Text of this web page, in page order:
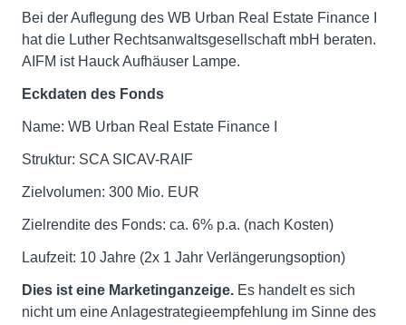
Bei der Auflegung des WB Urban Real Estate Finance I
hat die Luther Rechtsanwaltsgesellschaft mbH beraten.
AIFM ist Hauck Aufhäuser Lampe.
Eckdaten des Fonds
Name: WB Urban Real Estate Finance I
Struktur: SCA SICAV-RAIF
Zielvolumen: 300 Mio. EUR
Zielrendite des Fonds: ca. 6% p.a. (nach Kosten)
Laufzeit: 10 Jahre (2x 1 Jahr Verlängerungsoption)
Dies ist eine Marketinganzeige. Es handelt es sich
nicht um eine Anlagestrategieempfehlung im Sinne des